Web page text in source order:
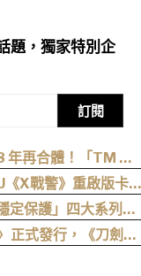
題，獨家特別企
訂閱
年再合體！「TM 國
、售票資訊一次看
《X戰警》重啟版卡
整理
定保護」四大系列鞋
式發行，《刀劍神